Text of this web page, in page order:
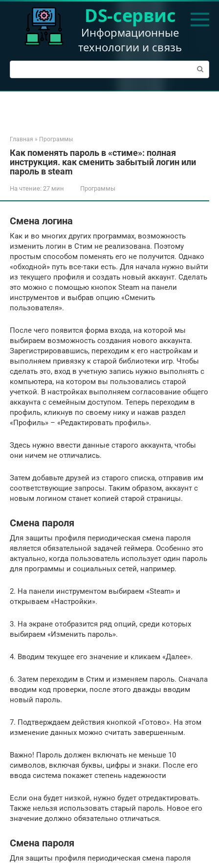
Перейти
DS-сервис
Информационные
технологии и связь
Поиск:
Главная » Программы
Как поменять пароль в «стиме»: полная
инструкция. как сменить забытый логин или
пароль в steam
На чтение: 27 мин Программы
Смена логина
Как и во многих других программах, возможность
изменить логин в Стим не реализована. Поэтому
простым способом поменять его не получится. Однако
«обходной» путь все-таки есть. Для начала нужно выйти
из текущего профиля и создать новый аккаунт. Сделать
это можно с помощью кнопок Steam на панели
инструментов и выбрав опцию «Сменить
пользователя».
После чего появится форма входа, на которой мы
выбираем возможность создания нового аккаунта.
Зарегистрировавшись, переходим к его настройкам и
выполняем привязку к старой библиотеки игр. Чтобы
сделать это, вход в учетную запись нужно выполнять с
компьютера, на котором вы пользовались старой
учеткой. В настройках выполняем согласование общего
аккаунта с семейным доступом. Теперь переходим в
профиль, кликнув по своему нику и нажав раздел
«Профиль» – «Редактировать профиль».
Здесь нужно ввести данные старого аккаунта, чтобы
они ничем не отличались.
Затем добавьте друзей из старого списка, отправив им
соответствующие запросы. Таким образом, аккаунт с
новым логином станет копией старой страницы.
Смена пароля
Для защиты профиля периодическая смена пароля
является обязательной задачей геймера. Особенно это
актуально, когда пользователь использует один пароль
для программы и социальных сетей, например.
2. На панели инструментом выбираем «Steam» и
открываем «Настройки».
3. На экране отобразится ряд опций, среди которых
выбираем «Изменить пароль».
4. Вводим текущее его значение и кликаем «Далее».
6. Затем переходим в Стим и изменяем пароль. Сначала
вводим код проверки, после этого дважды вводим
новый пароль.
7. Подтверждаем действия кнопкой «Готово». На этом
изменение данных можно считать завершенным.
Важно! Пароль должен включать не меньше 10
символов, включая буквы, цифры и знаки. После его
ввода система покажет степень надежности
Если она будет низкой, нужно будет отредактировать.
Также нельзя использовать старый пароль. Новое его
значение должно обязательно отличаться.
Смена пароля
Для защиты профиля периодическая смена пароля